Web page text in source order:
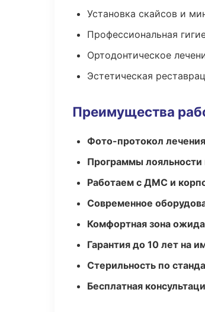
Установка скайсов и
Профессиональная
Ортодонтическое
Эстетическая
Преимущества
Фото-протокол
Программы
Работаем с ДМС и
Современное
Комфортная зона
Гарантия до 10 лет на
Стерильность по
Бесплатная